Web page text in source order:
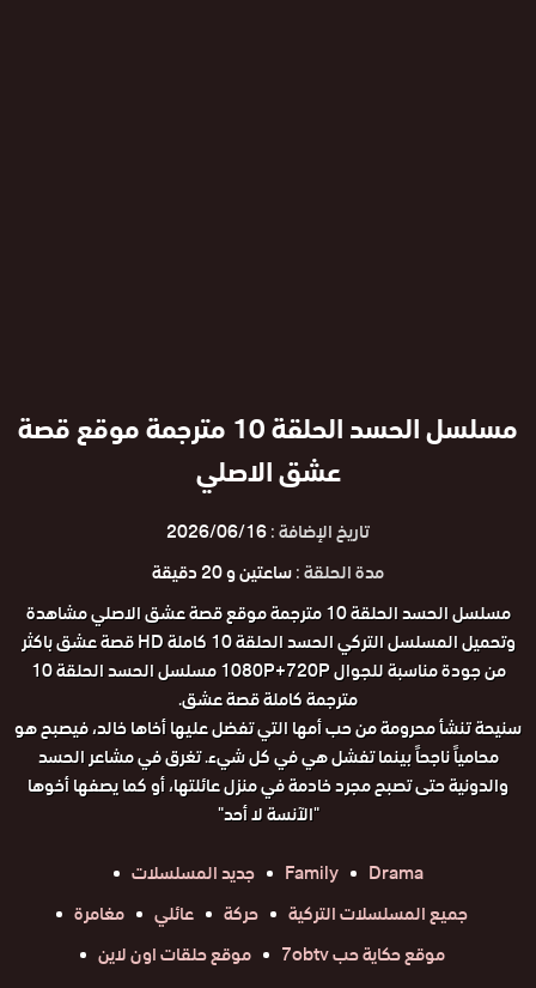
مسلسل الحسد الحلقة 10 مترجمة موقع قصة
عشق الاصلي
تاريخ الإضافة :2026/06/16
مدة الحلقة :ساعتين و 20 دقيقة
مسلسل الحسد الحلقة 10 مترجمة موقع قصة عشق الاصلي مشاهدة
وتحميل المسلسل التركي الحسد الحلقة 10 كاملة HD قصة عشق باكثر
من جودة مناسبة للجوال 1080P+720P مسلسل الحسد الحلقة 10
مترجمة كاملة قصة عشق.
سنيحة تنشأ محرومة من حب أمها التي تفضل عليها أخاها خالد، فيصبح هو
محامياً ناجحاً بينما تفشل هي في كل شيء. تغرق في مشاعر الحسد
والدونية حتى تصبح مجرد خادمة في منزل عائلتها، أو كما يصفها أخوها
"الآنسة لا أحد"
Drama
Family
جديد المسلسلات
جميع المسلسلات التركية
حركة عائلي
مغامرة
موقع حكاية حب 7obtv
موقع حلقات اون لاين